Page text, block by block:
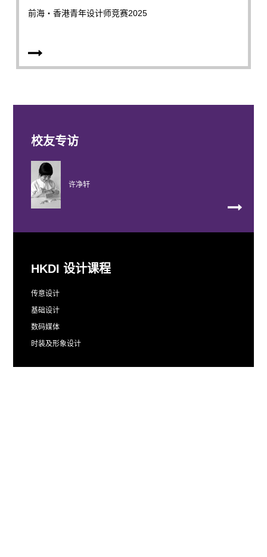
前海‧香港青年设计师竞赛2025
校友专访
许净轩
HKDI 设计课程
传意设计
基础设计
数码媒体
时装及形象设计